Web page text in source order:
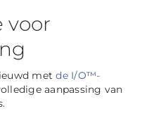
voor
metde I/O™-
aanpassing van